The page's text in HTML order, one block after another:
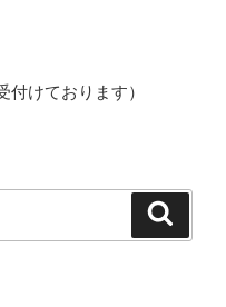
付けております）